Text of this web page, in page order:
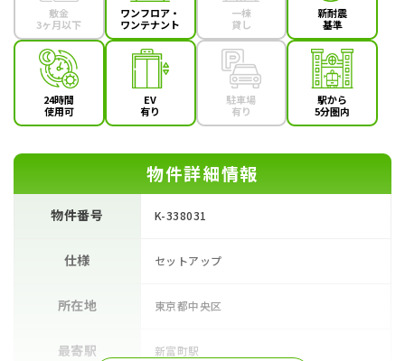
敷金
3ヶ月以下
ワンフロア・
ワンテナント
一棟
貸し
新耐震
基準
24時間
使用可
EV
有り
駐車場
有り
駅から
5分圏内
物件詳細情報
物件番号 K-338031
仕様 セットアップ
所在地 東京都中央区
最寄駅 新富町駅